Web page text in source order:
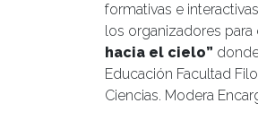
formativas e
los organizadores para
hacia el cielo”
Educación Facultad
Ciencias. Modera